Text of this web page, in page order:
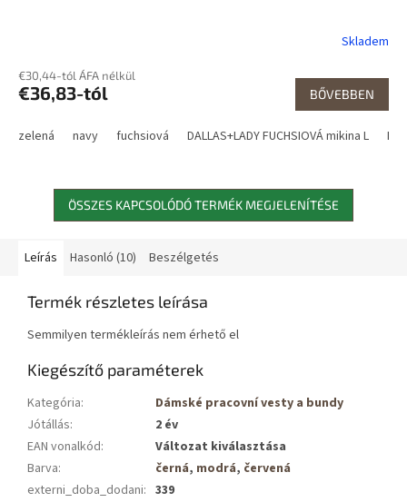
Skladem
€30,44-tól ÁFA nélkül
€36,83-tól BŐVEBBEN
zelená navy fuchsiová DALLAS+LADY FUCHSIOVÁ mikina L
ÖSSZES KAPCSOLÓDÓ TERMÉK MEGJELENÍTÉSE
Leírás Hasonló (10) Beszélgetés
Termék részletes leírása
Semmilyen termékleírás nem érhető el
Kiegészítő paraméterek
Kategória:
Dámské pracovní vesty a bundy
Jótállás:
2 év
EAN vonalkód:
Változat kiválasztása
Barva: černá, modrá, červená
externi_doba_dodani: 339